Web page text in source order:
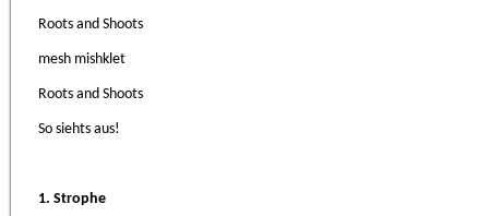
Roots and Shoots
mesh mishklet
Roots and Shoots
So siehts aus!
1. Strophe